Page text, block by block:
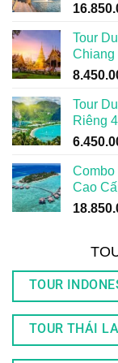
Tour
Chiang
Tour
Riêng
Combo
Cao
TOUR
TOUR THÁI